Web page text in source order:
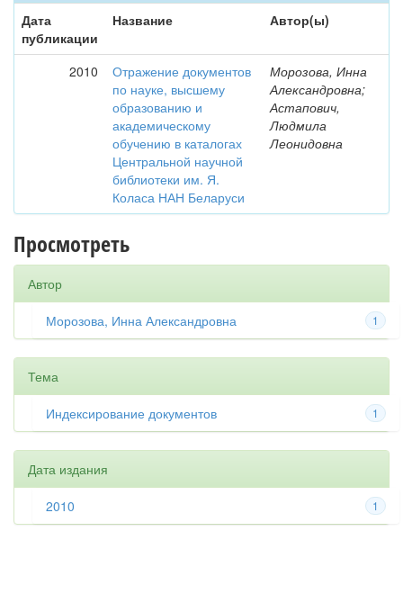
Дата
публикации
Название Автор(ы)
2010
Отражение документов
по науке, высшему
образованию и
академическому
обучению в каталогах
Центральной научной
библиотеки им. Я.
Коласа НАН Беларуси
Морозова, Инна
Александровна;
Астапович,
Людмила
Леонидовна
Просмотреть
Автор
1
Морозова, Инна Александровна
Тема
1
Индексирование документов
Дата издания
1
2010